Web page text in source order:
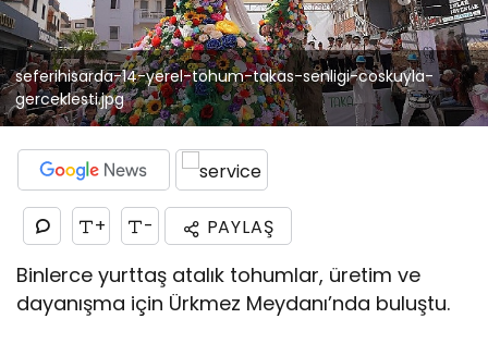
seferihisarda-14-yerel-tohum-takas-senligi-coskuyla-
gerceklesti.jpg
+ - PAYLAŞ
Binlerce yurttaş atalık tohumlar, üretim ve
dayanışma için Ürkmez Meydanı’nda buluştu.